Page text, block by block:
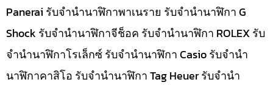
Panerai รับจำนำนาฬิกาพาเนราย รับจำนำนาฬิกา G
Shock รับจำนำนาฬิกาจีช็อค รับจำนำนาฬิกา ROLEX รับ
จำนำนาฬิกาโรเล็กซ์ รับจำนำนาฬิกา Casio รับจำนำ
นาฬิกาคาสิโอ รับจำนำนาฬิกา Tag Heuer รับจำนำ